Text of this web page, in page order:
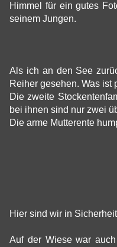
Himmel für ein gutes
seinem Jungen.
Als ich an den See
Reiher gesehen. Was ist
Die zweite
bei ihnen sind nur zwei
Die arme Mutterente
Hier sind wir in
Auf der Wiese war